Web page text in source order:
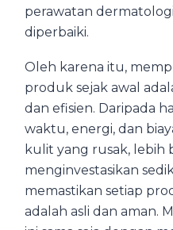
perawatan
diperbaiki.
Oleh karena itu,
produk sejak awal
dan efisien. Daripada
waktu, energi, dan
kulit yang rusak, lebih
menginvestasikan
memastikan setiap
adalah asli dan aman.